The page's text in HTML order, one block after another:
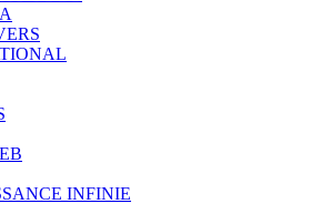
INFINIE